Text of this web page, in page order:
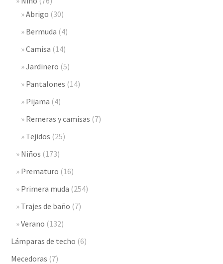
Abrigo (30)
Bermuda (4)
Camisa (14)
Jardinero (5)
Pantalones (14)
Pijama (4)
Remeras y camisas (7)
Tejidos (25)
Niños (173)
Prematuro (16)
Primera muda (254)
Trajes de baño (7)
Verano (132)
Lámparas de techo (6)
Mecedoras (7)